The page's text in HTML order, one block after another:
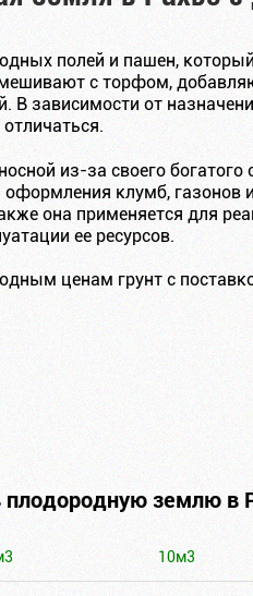
полей и пашен,
с торфом,
В зависимости от
из-за своего
клумб, газонов
она применяется для
ее ресурсов.
ценам грунт с
плодородную землю в
10м3